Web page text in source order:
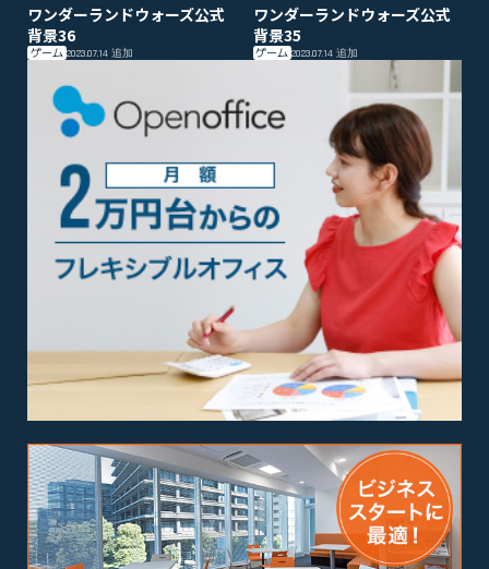
ワンダーランドウォーズ公式
背景36
ゲーム 2023.07.14 追加
ワンダーランドウォーズ公式
背景35
ゲーム 2023.07.14追加